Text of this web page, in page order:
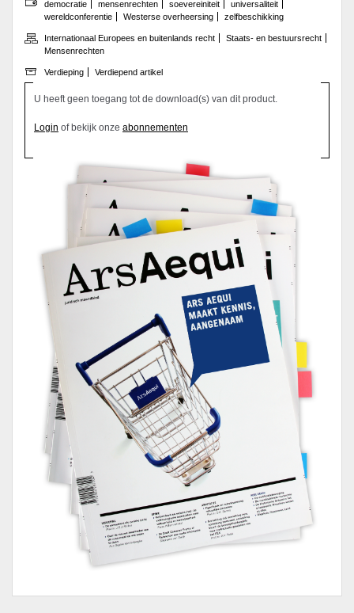
democratie
mensenrechten soevereiniteit
universaliteit
wereldconferentie
Westerse overheersing zelfbeschikking
Internationaal Europees en buitenlands recht
Staats- en bestuursrecht
Mensenrechten
Verdieping Verdiepend artikel
U heeft geen toegang tot de download(s) van dit product.
Login of bekijk onze abonnementen